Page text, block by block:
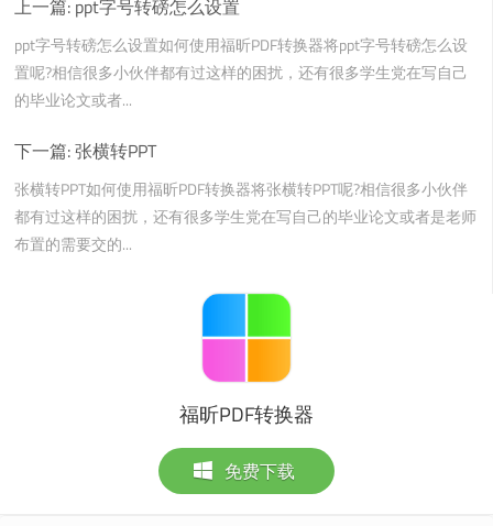
上一篇: ppt字号转磅怎么设置
ppt字号转磅怎么设置如何使用福昕PDF转换器将ppt字号转磅怎么设
置呢?相信很多小伙伴都有过这样的困扰，还有很多学生党在写自己
的毕业论文或者...
下一篇:张横转PPT
张横转PPT如何使用福昕PDF转换器将张横转PPT呢?相信很多小伙伴
都有过这样的困扰，还有很多学生党在写自己的毕业论文或者是老师
布置的需要交的...
福昕PDF转换器
免费下载